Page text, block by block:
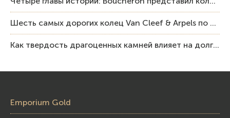
Шесть самых дорогих колец Van Cleef & Arpels по итогам аукционов Sotheby’s
Как твердость драгоценных камней влияет на долговечность ювелирных изделий
Emporium Gold